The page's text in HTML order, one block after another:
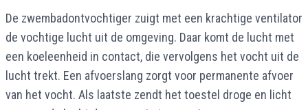
De zwembadontvochtiger zuigt met een krachtige ventilator
de vochtige lucht uit de omgeving. Daar komt de lucht met
een koeleenheid in contact, die vervolgens het vocht uit de
lucht trekt. Een afvoerslang zorgt voor permanente afvoer
van het vocht. Als laatste zendt het toestel droge en licht